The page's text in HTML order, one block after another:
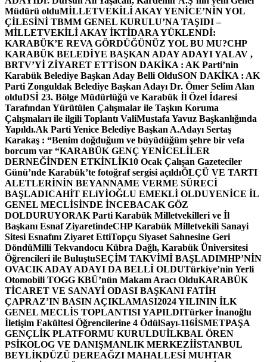
Müdürü olduMİLLETVEKİLİ AKAY YENİCE’NİN YOL
ÇİLESİNİ TBMM GENEL KURULU’NA TAŞIDI –
MİLLETVEKİLİ AKAY İKTİDARA YÜKLENDİ:
KARABÜK’E REVA GÖRDÜĞÜNÜZ YOL BU MU?CHP
KARABÜK BELEDİYE BAŞKAN ADAY ADAYI YALAV ,
BRTV’Yİ ZİYARET ETTİSON DAKİKA : AK Parti’nin
Karabük Belediye Başkan Aday Belli OlduSON DAKİKA : AK
Parti Zonguldak Belediye Başkan Adayı Dr. Ömer Selim Alan
olduDSİ 23. Bölge Müdürlüğü ve Karabük İl Özel İdaresi
Tarafından Yürütülen Çalışmalar ile Taşkın Koruma
Çalışmaları ile ilgili Toplantı ValiMustafa Yavuz Başkanlığında
Yapıldı.Ak Parti Yenice Belediye Başkan A.Adayı Sertaş
Karakaş : “Benim doğduğum ve büyüdüğüm şehre bir vefa
borcum var “KARABÜK GENÇ YENİCELİLER
DERNEĞİNDEN ETKİNLİK10 Ocak Çalışan Gazeteciler
Günü’nde Karabük’te fotoğraf sergisi açıldıÖLÇÜ VE TARTI
ALETLERİNİN BEYANNAME VERME SÜRECİ
BAŞLADICAHİT ELiYİOĞLU EMEKLİ OLDUYENİCE İL
GENEL MECLİSİNDE İNCEBACAK GÖZ
DOLDURUYORAK Parti Karabük Milletvekilleri ve İl
Başkanı Esnaf ZiyaretindeCHP Karabük Milletvekili Sanayi
Sitesi Esnafını Ziyaret EttiTopçu Siyaset Sahnesine Geri
DöndüMilli Tekvandocu Kübra Dağlı, Karabük Üniversitesi
Öğrencileri ile BuluştuSEÇİM TAKVİMİ BAŞLADIMHP’NİN
OVACIK ADAY ADAYI DA BELLİ OLDUTürkiye’nin Yerli
Otomobili TOGG KBÜ’nün Makam Aracı OlduKARABÜK
TİCARET VE SANAYİ ODASI BAŞKANI FATİH
ÇAPRAZ’IN BASIN AÇIKLAMASI2024 YILININ İLK
GENEL MECLİS TOPLANTISI YAPILDITürker İnanoğlu
İletişim Fakültesi Öğrencilerine 4 ÖdülSayı-116İSMETPAŞA
GENÇLİK PLATFORMU KURULDUİLKBAL ÖREN
PSİKOLOG VE DANIŞMANLIK MERKEZİİSTANBUL
BEYLİKDÜZÜ DEREAĞZI MAHALLESİ MUHTAR